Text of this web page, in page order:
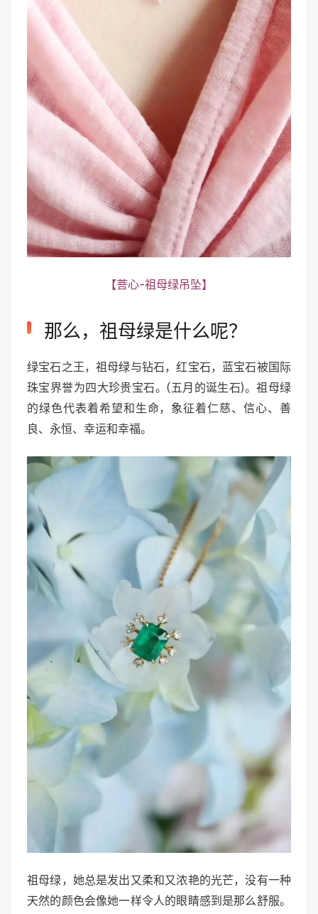
【菩心-祖母绿吊坠】
那么，祖母绿是什么呢？
绿宝石之王，祖母绿与钻石，红宝石，蓝宝石被国际
珠宝界誉为四大珍贵宝石。(五月的诞生石)。祖母绿
的绿色代表着希望和生命，象征着仁慈、信心、善
良、永恒、幸运和幸福。
祖母绿，她总是发出又柔和又浓艳的光芒，没有一种
天然的颜色会像她一样令人的眼睛感到是那么舒服。